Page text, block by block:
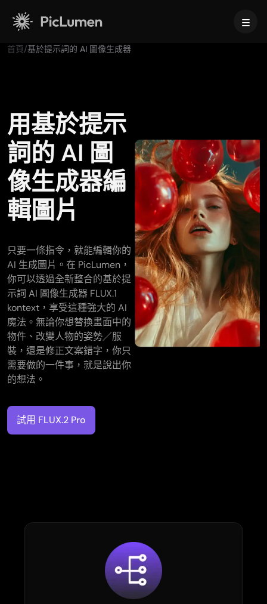
AI影片生成器
用 AI 將你的靈感化成驚豔影片。
支援的影片模型
Veo 3.1 HappyHorse 1.0
Hailuo 2.3
Seedance 1.0 Seedance 1.5 Seedance 2.0
Wan 2.6 Sora 2
AI圖像
文字生成圖像
用 AI 將文字提示轉換成吸睛的圖像。
圖生圖
將你的圖片演化成多種不同版本。
支援的影像模型
GPT Image 2 Nano Banana 2
Nano Banana Pro Nano Banana Grok Imagine
Seedream 4.0 Seedream 4.5
Seedream 5.0 專業版
GPT-4o
影片特效
AI 工具
腳本轉影片 AI
AI 寶寶舞蹈影片生成器
AI 動畫產生器
AI 親吻影片產生器
AI YouTube 影片製作工具
AI 生日影片製作工具
AI 短影片產生器
AI 圖像工具
AI 替換
AI 影像延伸工具
AI 上色工具
首頁/基於提示詞的 AI 圖像生成器
用基於提示
詞的 AI 圖
像生成器編
輯圖片
只要一條指令，就能編輯你的
AI 生成圖片。在 PicLumen，
你可以透過全新整合的基於提
示詞 AI 圖像生成器 FLUX.1
kontext，享受這種強大的 AI
魔法。無論你想替換畫面中的
物件、改變人物的姿勢／服
裝，還是修正文案錯字，你只
需要做的一件事，就是說出你
的想法。
試用 FLUX.2 Pro